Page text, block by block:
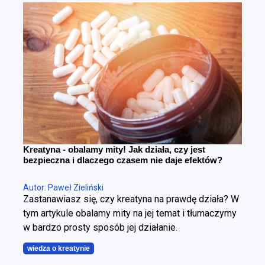
różnica. Można schudnąć i wyglądać gorzej – i
można redukować tkankę tłuszczową, poprawiając
sylwetkę. Cała sztuka polega na tym, żeby zrobić to
w kontrolowany sposób.
Kreatyna - obalamy mity! Jak działa, czy jest
bezpieczna i dlaczego czasem nie daje efektów?
Autor: Paweł Zieliński
Zastanawiasz się, czy kreatyna na prawdę działa? W
tym artykule obalamy mity na jej temat i tłumaczymy
w bardzo prosty sposób jej działanie.
wiedza o kreatynie